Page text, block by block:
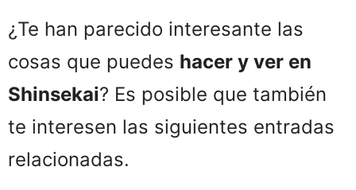
¿Te han parecido interesante las
cosas que puedes hacer y ver en
Shinsekai? Es posible que también
te interesen las siguientes entradas
relacionadas.